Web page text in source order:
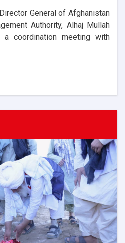
General of Afghanistan
Authority, Alhaj Mullah
a coordination meeting with